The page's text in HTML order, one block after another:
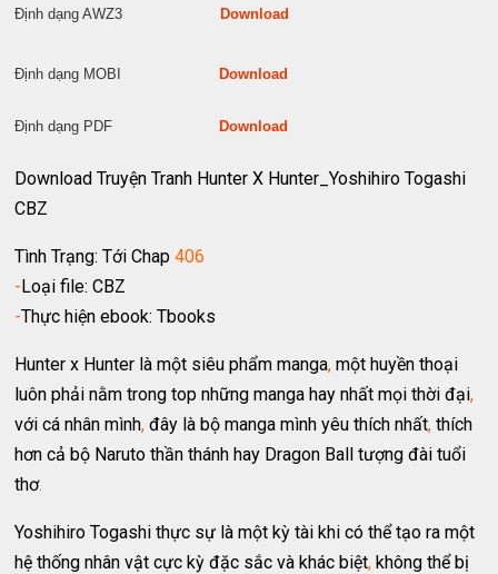
Định dạng AWZ3Download
Định dạng MOBIDownload
Định dạng PDFDownload
Download Truyện Tranh Hunter X Hunter_Yoshihiro Togashi
CBZ
Tình Trạng: Tới Chap406
-Loại file: CBZ
-Thực hiện ebook: Tbooks
Hunter x Hunter là một siêu phẩm manga, một huyền thoại
luôn phải nằm trong top những manga hay nhất mọi thời đại,
với cá nhân mình, đây là bộ manga mình yêu thích nhất, thích
hơn cả bộ Naruto thần thánh hay Dragon Ball tượng đài tuổi
thơ.
Yoshihiro Togashi thực sự là một kỳ tài khi có thể tạo ra một
hệ thống nhân vật cực kỳ đặc sắc và khác biệt, không thể bị